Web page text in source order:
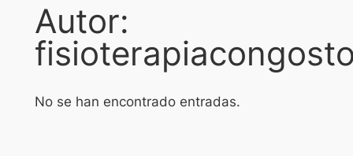
Autor:
No se han encontrado entradas.